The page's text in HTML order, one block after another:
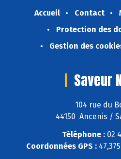
Accueil Contact
Protection des
Gestion des
Saveur
104 rue du
44150 Ancenis /
Téléphone :02
Coordonnées GPS :